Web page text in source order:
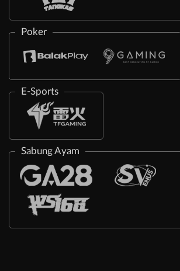
Poker
E-Sports
Sabung Ayam